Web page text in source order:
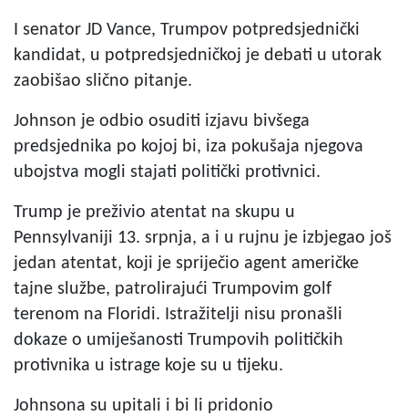
I senator JD Vance, Trumpov potpredsjednički
kandidat, u potpredsjedničkoj je debati u utorak
zaobišao slično pitanje.
Johnson je odbio osuditi izjavu bivšega
predsjednika po kojoj bi, iza pokušaja njegova
ubojstva mogli stajati politički protivnici.
Trump je preživio atentat na skupu u
Pennsylvaniji 13. srpnja, a i u rujnu je izbjegao još
jedan atentat, koji je spriječio agent američke
tajne službe, patrolirajući Trumpovim golf
terenom na Floridi. Istražitelji nisu pronašli
dokaze o umiješanosti Trumpovih političkih
protivnika u istrage koje su u tijeku.
Johnsona su upitali i bi li pridonio